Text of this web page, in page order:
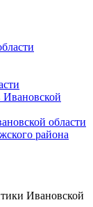
области
района
Ивановской